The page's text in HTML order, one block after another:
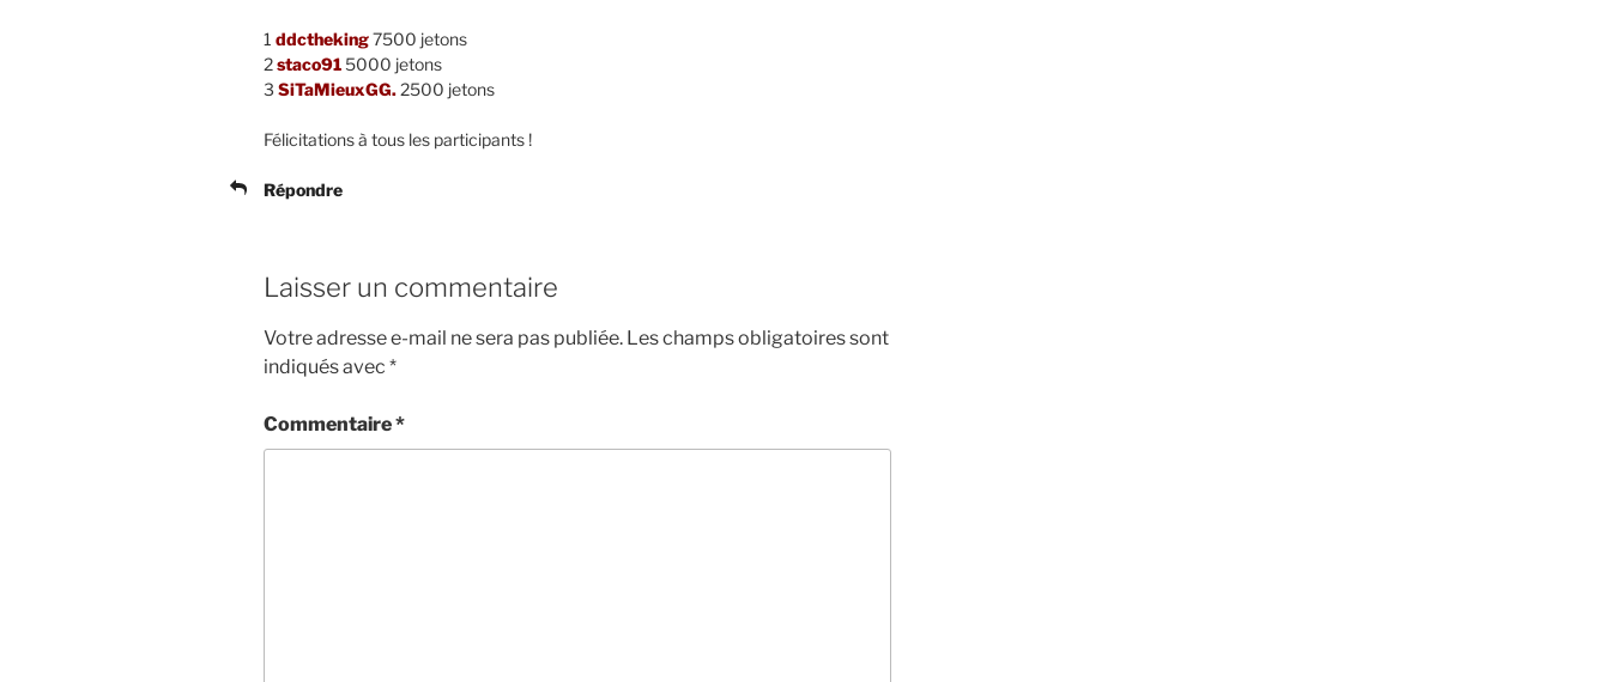
1 ddctheking7500 jetons
2staco91 5000 jetons
3 SiTaMieuxGG.2500 jetons
Félicitations à tous les participants !
Répondre
Laisser un commentaire
Votre adresse e-mail ne sera pas publiée. Les champs obligatoires sont
indiqués avec *
Commentaire*